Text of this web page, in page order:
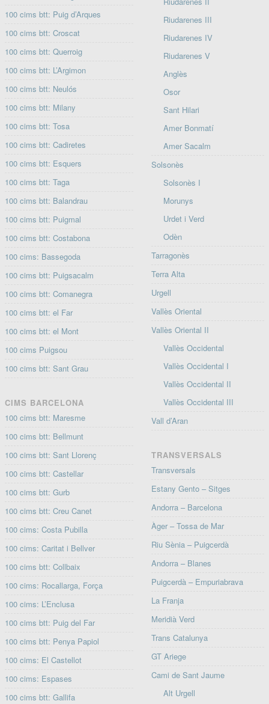
100 cims btt: Puig d’Arques
100 cims btt: Croscat
100 cims btt: Querroig
100 cims btt: L’Argimon
100 cims btt: Neulós
100 cims btt: Milany
100 cims btt: Tosa
100 cims btt: Cadiretes
100 cims btt: Esquers
100 cims btt: Taga
100 cims btt: Balandrau
100 cims btt: Puigmal
100 cims btt: Costabona
100 cims: Bassegoda
100 cims btt: Puigsacalm
100 cims btt: Comanegra
100 cims btt: el Far
100 cims btt: el Mont
100 cims Puigsou
100 cims btt: Sant Grau
CIMS BARCELONA
100 cims btt: Maresme
100 cims btt: Bellmunt
100 cims btt: Sant Llorenç
100 cims btt: Castellar
100 cims btt: Gurb
100 cims btt: Creu Canet
100 cims: Costa Pubilla
100 cims: Caritat i Bellver
100 cims btt: Collbaix
100 cims: Rocallarga, Força
100 cims: L’Enclusa
100 cims btt: Puig del Far
100 cims btt: Penya Papiol
100 cims: El Castellot
100 cims: Espases
100 cims btt: Gallifa
Riudarenes III
Riudarenes IV
Riudarenes V
Anglès
Osor
Sant Hilari
Amer Bonmatí
Amer Sacalm
Solsonès
Solsonès I
Morunys
Urdet i Verd
Odèn
Tarragonès
Terra Alta
Urgell
Vallès Oriental
Vallès Oriental II
Vallès Occidental
Vallès Occidental I
Vallès Occidental II
Vallès Occidental III
Vall d’Aran
TRANSVERSALS
Transversals
Estany Gento – Sitges
Andorra – Barcelona
Àger – Tossa de Mar
Riu Sènia – Puigcerdà
Andorra – Blanes
Puigcerdà – Empuriabrava
La Franja
Meridià Verd
Trans Catalunya
GT Ariege
Cami de Sant Jaume
Alt Urgell